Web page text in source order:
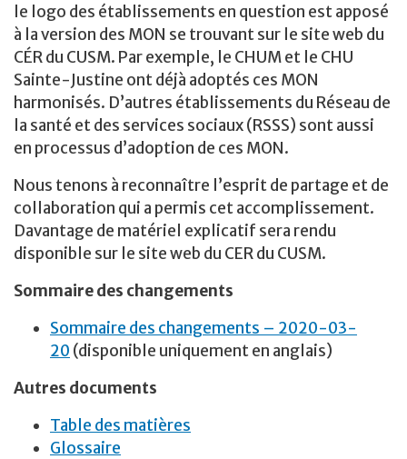
le logo des établissements en question est apposé
à la version des MON se trouvant sur le site web du
CÉR du CUSM. Par exemple, le CHUM et le CHU
Sainte-Justine ont déjà adoptés ces MON
harmonisés. D’autres établissements du Réseau de
la santé et des services sociaux (RSSS) sont aussi
en processus d’adoption de ces MON.
Nous tenons à reconnaître l’esprit de partage et de
collaboration qui a permis cet accomplissement.
Davantage de matériel explicatif sera rendu
disponible sur le site web du CER du CUSM.
Sommaire des changements
Sommaire des changements – 2020-03-
20 (disponible uniquement en anglais)
Autres documents
Table des matières
Glossaire